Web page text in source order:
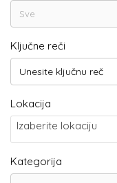
Ključne reči
Lokacija
Izaberite lokaciju
Kategorija